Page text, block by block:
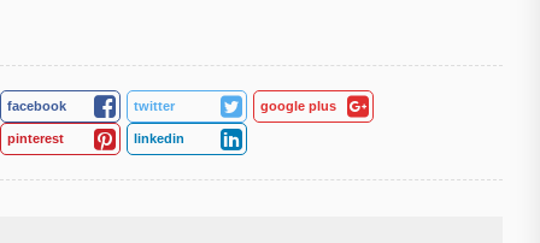
facebook twitter google plus
pinterest linkedin